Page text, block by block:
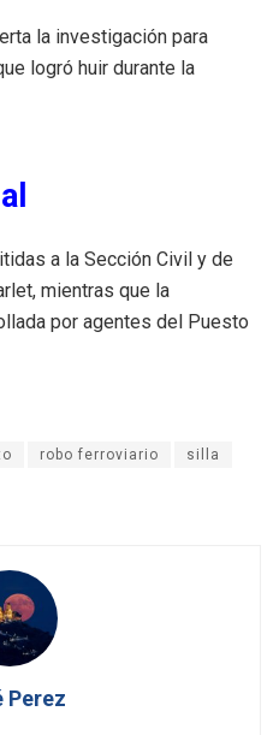
la investigación para
logró huir durante la
a la Sección Civil y de
mientras que la
por agentes del Puesto
robo ferroviario silla
Perez